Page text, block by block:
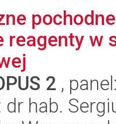
reagenty w
2 ,
dr hab.